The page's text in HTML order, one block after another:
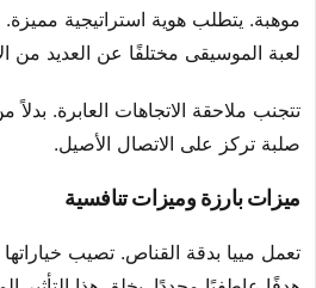
موهبة. يتطلب هوية استراتيجية مميزة.
لعبة الموسيقى مختلفًا عن العديد من
تتجنب ملاحقة الاتجاهات العابرة. بدلاً
صلبة تركز على الاتصال الأصيل.
ميزات بارزة وميزات تنافسية
تعمل مييا بدقة القناص. تصيب